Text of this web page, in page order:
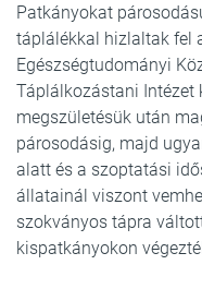
Patkányokat
táplálékkal hizlaltak fel
Egészségtudományi
Táplálkozástani
megszületésük után
párosodásig, majd
alatt és a szoptatási
állatainál viszont
szokványos tápra
kispatkányokon